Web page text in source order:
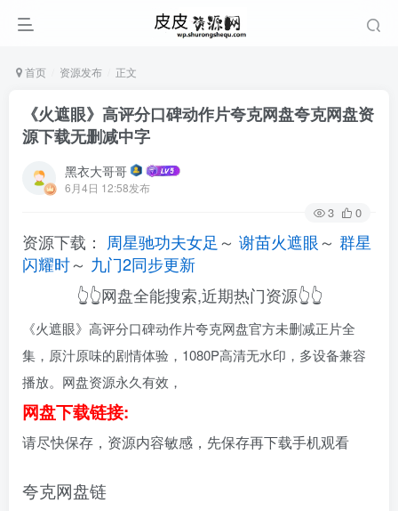
首页 资源发布 正文
《火遮眼》高评分口碑动作片夸克网盘夸克网盘资
源下载无删减中字
黑衣大哥哥
6月4日 12:58发布
3 0
资源下载： 周星驰功夫女足 ～ 谢苗火遮眼～ 群星
闪耀时～ 九门2同步更新
👆👆网盘全能搜索,近期热门资源👆👆
《火遮眼》高评分口碑动作片夸克网盘官方未删减正片全
集，原汁原味的剧情体验，1080P高清无水印，多设备兼容
播放。网盘资源永久有效，
网盘下载链接:
请尽快保存，资源内容敏感，先保存再下载手机观看
夸克网盘链